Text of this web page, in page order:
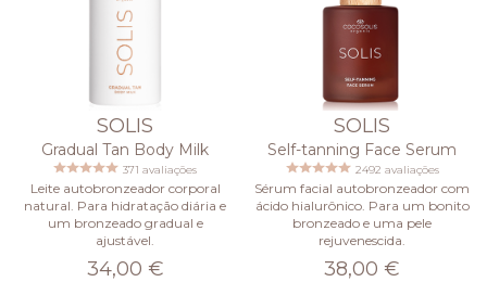
SOLIS
Gradual Tan Body Milk
371 avaliações
Leite autobronzeador corporal
natural. Para hidratação diária e
um bronzeado gradual e
ajustável.
34,00 €
SOLIS
Self-tanning Face Serum
2492 avaliações
Sérum facial autobronzeador com
ácido hialurônico. Para um bonito
bronzeado e uma pele
rejuvenescida.
38,00 €